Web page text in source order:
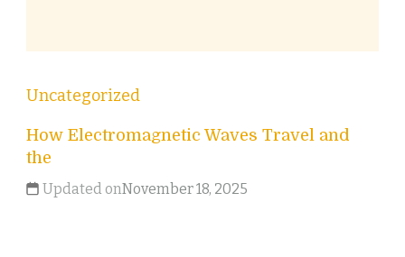
Uncategorized
How Electromagnetic Waves Travel and
the
Updated onNovember 18, 2025